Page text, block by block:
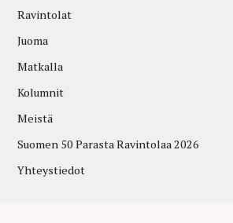
Ravintolat
Juoma
Matkalla
Kolumnit
Meistä
Suomen 50 Parasta Ravintolaa 2026
Yhteystiedot